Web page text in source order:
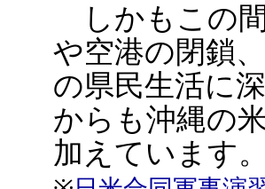
しかもこの
や空港の閉鎖
の県民生活に
からも沖縄の
加えています。